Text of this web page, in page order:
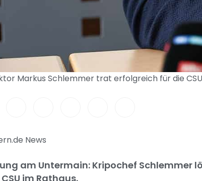
Markus Schlemmer trat erfolgreich für die
News
am Untermain: Kripochef Schlemmer
im Rathaus.